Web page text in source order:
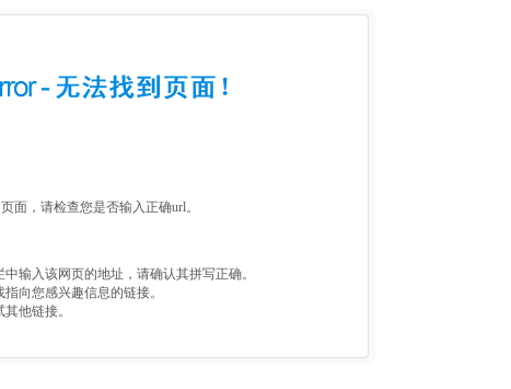
面，请检查您是否输入正确url。
中输入该网页的地址，请确认其拼写正确。
指向您感兴趣信息的链接。
他链接。